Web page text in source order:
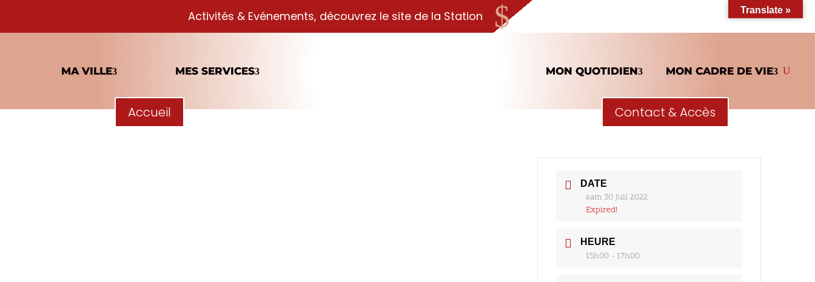
$
Activités & Evénements, découvrez le site de la Station
MA VILLE MES SERVICES MON QUOTIDIEN MON CADRE DE VIE
Accueil Contact & Accès
DATE
sam 30 Juil 2022
Expired!
HEURE
15h00 - 17h00
Translate »